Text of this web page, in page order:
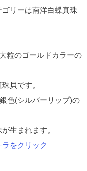
ゴリーは南洋白蝶真珠
粒のゴールドカラーの
貝です。
色(シルバーリップ)の
生まれます。
をクリック